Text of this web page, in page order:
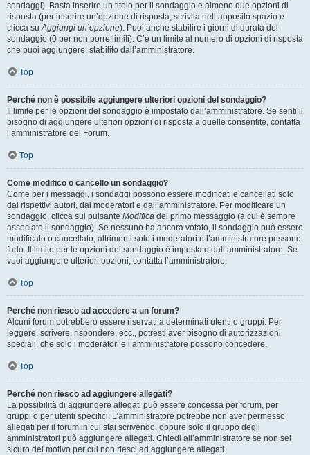
sondaggi). Basta inserire un titolo per il sondaggio e almeno due opzioni di
risposta (per inserire un’opzione di risposta, scrivila nell’apposito spazio e
clicca suAggiungi un’opzione). Puoi anche stabilire i giorni di durata del
sondaggio (0 per non porre limiti). C’è un limite al numero di opzioni di risposta
che puoi aggiungere, stabilito dall’amministratore.
Top
Perché non è possibile aggiungere ulteriori opzioni del sondaggio?
Il limite per le opzioni del sondaggio è impostato dall’amministratore. Se senti il
bisogno di aggiungere ulteriori opzioni di risposta a quelle consentite, contatta
l’amministratore del Forum.
Top
Come modifico o cancello un sondaggio?
Come per i messaggi, i sondaggi possono essere modificati e cancellati solo
dai rispettivi autori, dai moderatori e dall’amministratore. Per modificare un
sondaggio, clicca sul pulsante Modifica del primo messaggio (a cui è sempre
associato il sondaggio). Se nessuno ha ancora votato, il sondaggio può essere
modificato o cancellato, altrimenti solo i moderatori e l’amministratore possono
farlo. Il limite per le opzioni del sondaggio è impostato dall’amministratore. Se
vuoi aggiungere ulteriori opzioni, contatta l’amministratore.
Top
Perché non riesco ad accedere a un forum?
Alcuni forum potrebbero essere riservati a determinati utenti o gruppi. Per
leggere, scrivere, rispondere, ecc., potresti aver bisogno di autorizzazioni
speciali, che solo i moderatori e l’amministratore possono concedere.
Top
Perché non riesco ad aggiungere allegati?
La possibilità di aggiungere allegati può essere concessa per forum, per
gruppi o per utenti specifici. L’amministratore potrebbe non aver permesso
allegati per il forum in cui stai scrivendo, oppure solo il gruppo degli
amministratori può aggiungere allegati. Chiedi all’amministratore se non sei
sicuro del motivo per cui non riesci ad aggiungere allegati.